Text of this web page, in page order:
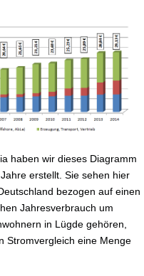
haben wir dieses Diagramm
erstellt. Sie sehen hier
bezogen auf einen
Jahresverbrauch um
in Lügde gehören,
Stromvergleich eine Menge